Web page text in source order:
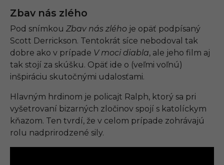
Zbav nás zlého
Pod snímkou Zbav nás zlého je opäť podpísaný
Scott Derrickson. Tentokrát síce nebodoval tak
dobre ako v prípade V moci diabla, ale jeho film aj
tak stojí za skúšku. Opäť ide o (veľmi voľnú)
inšpiráciu skutočnými udalosťami.
Hlavným hrdinom je policajt Ralph, ktorý sa pri
vyšetrovaní bizarných zločinov spojí s katolíckym
kňazom. Ten tvrdí, že v celom prípade zohrávajú
rolu nadprirodzené sily.